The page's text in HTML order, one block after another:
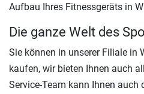
Aufbau Ihres Fitnessgeräts in
Die ganze Welt des
Sie können in unserer Filiale in
kaufen, wir bieten Ihnen auch
Service-Team kann Ihnen auch